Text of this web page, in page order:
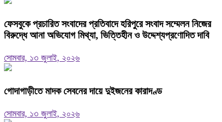
ফেসবুকে প্রচারিত সংবাদের প্রতিবাদে হরিপুরে সংবাদ সম্মেলন নিজের
বিরুদ্ধে আনা অভিযোগ মিথ্যা, ভিত্তিহীন ও উদ্দেশ্যপ্রণোদিত দাবি
সোমবার, ১৩ জুলাই, ২০২৬
গোদাগাড়ীতে মাদক সেবনের দায়ে দুইজনের কারাদণ্ড
সোমবার, ১৩ জুলাই, ২০২৬